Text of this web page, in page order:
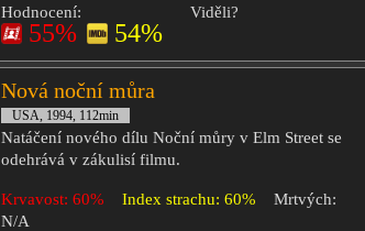
Hodnocení:
55% 54%
Viděli?
Nová noční můra
USA, 1994, 112min
Natáčení nového dílu Noční můry v Elm Street se
odehrává v zákulisí filmu.
Krvavost: 60% Index strachu: 60%
Mrtvých:
N/A